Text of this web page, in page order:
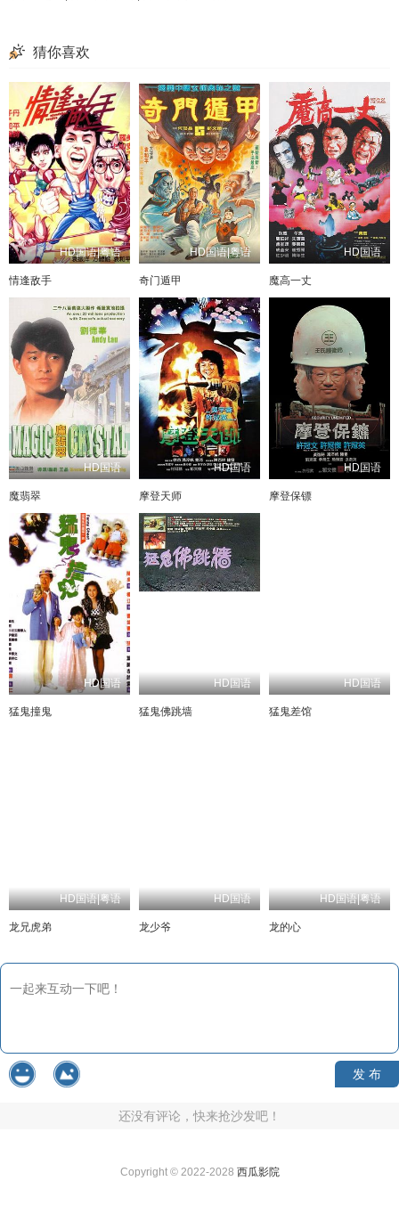
猜你喜欢
HD国语|粤语
情逢敌手
HD国语|粤语
奇门遁甲
HD国语
魔高一丈
HD国语
魔翡翠
HD国语
摩登天师
HD国语
摩登保镖
HD国语
猛鬼撞鬼
HD国语
猛鬼佛跳墙
HD国语
猛鬼差馆
HD国语|粤语
龙兄虎弟
HD国语
龙少爷
HD国语|粤语
龙的心
发 布
还没有评论，快来抢沙发吧！
Copyright © 2022-2028 西瓜影院